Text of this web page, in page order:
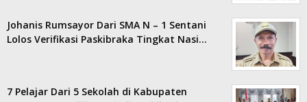
Johanis Rumsayor Dari SMA N – 1 Sentani
Lolos Verifikasi Paskibraka Tingkat Nasi…
7 Pelajar Dari 5 Sekolah di Kabupaten